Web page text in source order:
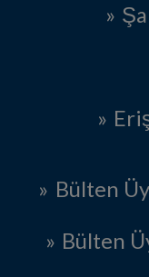
Bülten
Bülten